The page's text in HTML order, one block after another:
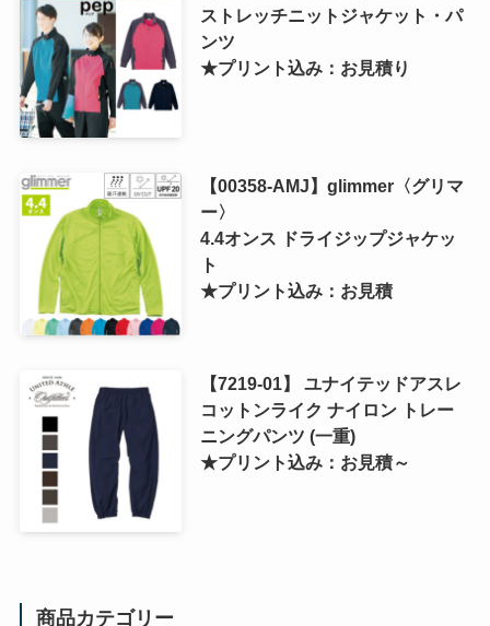
ストレッチニットジャケット・パ
ンツ
★プリント込み：お見積り
【00358-AMJ】glimmer〈グリマ
ー〉
4.4オンス ドライジップジャケッ
ト
★プリント込み：お見積
【7219-01】 ユナイテッドアスレ
コットンライク ナイロン トレー
ニングパンツ (一重)
★プリント込み：お見積～
商品カテゴリー